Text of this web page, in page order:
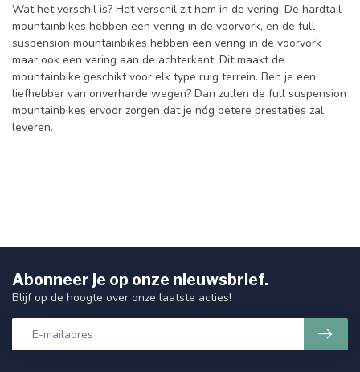
Wat het verschil is? Het verschil zit hem in de vering. De hardtail
mountainbikes hebben een vering in de voorvork, en de full
suspension mountainbikes hebben een vering in de voorvork
maar ook een vering aan de achterkant. Dit maakt de
mountainbike geschikt voor elk type ruig terrein. Ben je een
liefhebber van onverharde wegen? Dan zullen de full suspension
mountainbikes ervoor zorgen dat je nóg betere prestaties zal
leveren.
Abonneer je op onze nieuwsbrief.
Blijf op de hoogte over onze laatste acties!